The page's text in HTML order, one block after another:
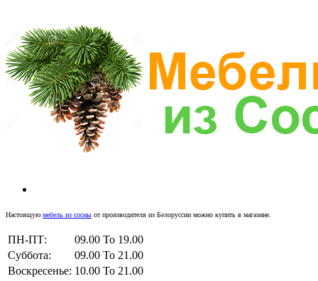
Настоящую мебель из сосны от производителя из Белоруссии можно купить в магазине.
ПН-ПТ:
09.00 To 19.00
Суббота:
09.00 To 21.00
Воскресенье: 10.00 To 21.00